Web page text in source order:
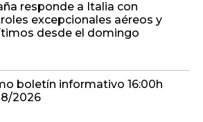
responde a Italia con
excepcionales aéreos y
desde el domingo
boletín informativo 16:00h
2026